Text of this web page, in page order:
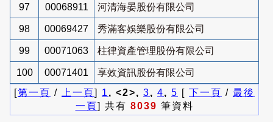
97 00068911 河清海晏股份有限公司
98 00069427 秀滿客娛樂股份有限公司
99 00071063 柱律資產管理股份有限公司
100 00071401
享效資訊股份有限公司
[第一頁 / 上一頁] 1 , <2>, 3, 4, 5 [ 下一頁 / 最後
一頁] 共有 8039 筆資料